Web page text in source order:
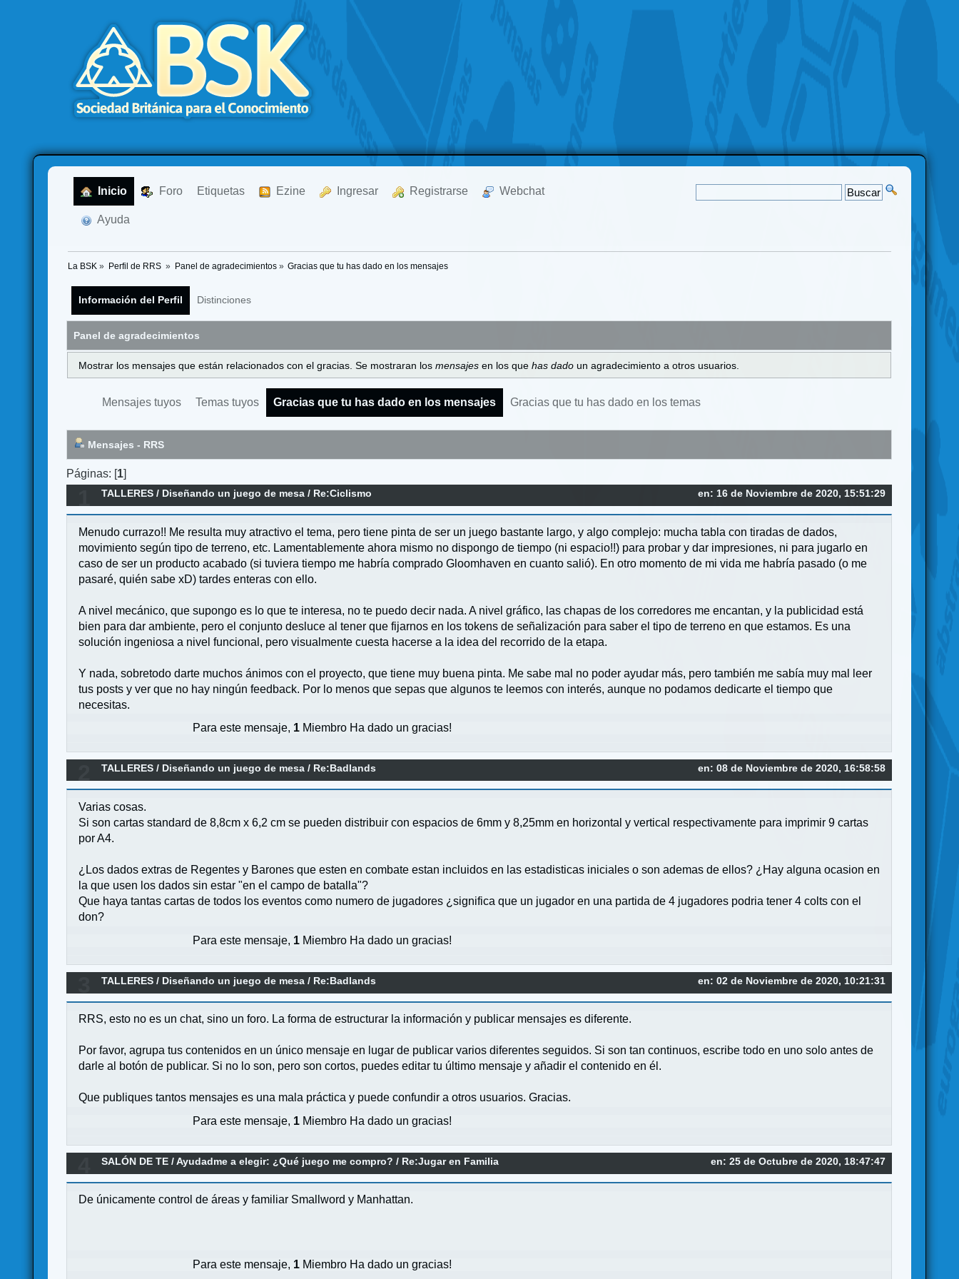
Inicio Foro Etiquetas Ezine Ingresar Registrarse Webchat
Ayuda
La BSK » Perfil de RRS » Panel de agradecimientos» Gracias que tu has dado en los mensajes
Información del Perfil Distinciones
Panel de agradecimientos
Mostrar los mensajes que están relacionados con el gracias. Se mostraran los mensajes en los que has dado un agradecimiento a otros usuarios.
Mensajes tuyos Temas tuyos Gracias que tu has dado en los mensajes Gracias que tu has dado en los temas
Mensajes - RRS
Páginas: [1]
en: 16 de Noviembre de 2020, 15:51:29
TALLERES / Diseñando un juego de mesa / Re:Ciclismo
Menudo currazo!! Me resulta muy atractivo el tema, pero tiene pinta de ser un juego bastante largo, y algo complejo: mucha tabla con tiradas de dados,
movimiento según tipo de terreno, etc. Lamentablemente ahora mismo no dispongo de tiempo (ni espacio!!) para probar y dar impresiones, ni para jugarlo en
caso de ser un producto acabado (si tuviera tiempo me habría comprado Gloomhaven en cuanto salió). En otro momento de mi vida me habría pasado (o me
pasaré, quién sabe xD) tardes enteras con ello.
A nivel mecánico, que supongo es lo que te interesa, no te puedo decir nada. A nivel gráfico, las chapas de los corredores me encantan, y la publicidad está
bien para dar ambiente, pero el conjunto desluce al tener que fijarnos en los tokens de señalización para saber el tipo de terreno en que estamos. Es una
solución ingeniosa a nivel funcional, pero visualmente cuesta hacerse a la idea del recorrido de la etapa.
Y nada, sobretodo darte muchos ánimos con el proyecto, que tiene muy buena pinta. Me sabe mal no poder ayudar más, pero también me sabía muy mal leer
tus posts y ver que no hay ningún feedback. Por lo menos que sepas que algunos te leemos con interés, aunque no podamos dedicarte el tiempo que
necesitas.
Para este mensaje, 1 Miembro Ha dado un gracias!
en: 08 de Noviembre de 2020, 16:58:58
TALLERES / Diseñando un juego de mesa / Re:Badlands
Varias cosas.
Si son cartas standard de 8,8cm x 6,2 cm se pueden distribuir con espacios de 6mm y 8,25mm en horizontal y vertical respectivamente para imprimir 9 cartas
por A4.
¿Los dados extras de Regentes y Barones que esten en combate estan incluidos en las estadisticas iniciales o son ademas de ellos? ¿Hay alguna ocasion en
la que usen los dados sin estar "en el campo de batalla"?
Que haya tantas cartas de todos los eventos como numero de jugadores ¿significa que un jugador en una partida de 4 jugadores podria tener 4 colts con el
don?
Para este mensaje, 1 Miembro Ha dado un gracias!
en: 02 de Noviembre de 2020, 10:21:31
TALLERES / Diseñando un juego de mesa / Re:Badlands
RRS, esto no es un chat, sino un foro. La forma de estructurar la información y publicar mensajes es diferente.
Por favor, agrupa tus contenidos en un único mensaje en lugar de publicar varios diferentes seguidos. Si son tan continuos, escribe todo en uno solo antes de
darle al botón de publicar. Si no lo son, pero son cortos, puedes editar tu último mensaje y añadir el contenido en él.
Que publiques tantos mensajes es una mala práctica y puede confundir a otros usuarios. Gracias.
Para este mensaje, 1 Miembro Ha dado un gracias!
en: 25 de Octubre de 2020, 18:47:47
SALÓN DE TE /Ayudadme a elegir: ¿Qué juego me compro? / Re:Jugar en Familia
De únicamente control de áreas y familiar Smallword y Manhattan.
Para este mensaje, 1 Miembro Ha dado un gracias!